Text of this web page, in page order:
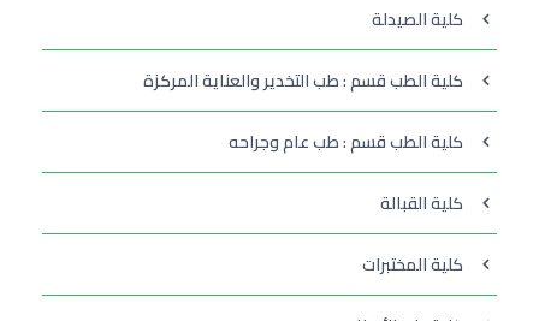
كلية الصيدلة
كلية الطب قسم : طب التخدير والعناية المركزة
كلية الطب قسم : طب عام وجراحه
كلية القبالة
كلية المختبرات